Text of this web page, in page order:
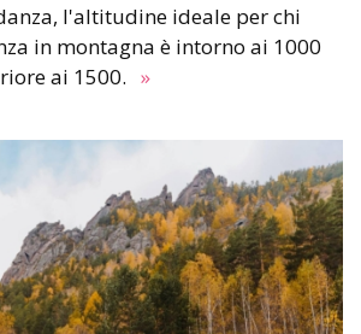
l'altitudine ideale per chi
in montagna è intorno ai 1000
ai 1500. »